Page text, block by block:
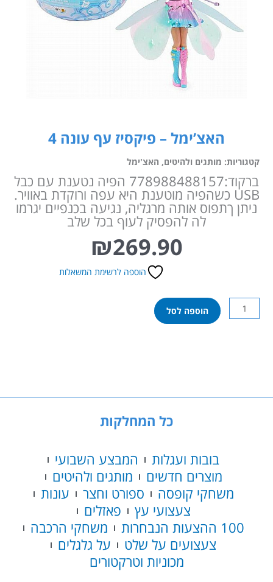
האצ’ימל – פיקסיז עף עונה 4
קטגוריות: מותגים ולהיטים, האצ'ימל
ברקוד:778988488157 הפיה נטענת עם כבל
USB כשהפיה מוטענת היא עפה ורוקדת באוויר.
ניתן ךתפוס אותה מרגליה, נגיעה בכנפיים יגרמו
לה להפסיק לעוף בכל שלב
₪269.90
הוספה לרשימת המשאלות
כמות
של
4
הוספה לסל
כל המחלקות
בובות ועגלות
המבצע השבועי
מוצרים חדשים
מותגים ולהיטים
משחקי קופסה
ספורט וחצר
עונות
צעצועי עץ
פאזלים
100 ההצעות הנבחרות
משחקי הרכבה
צעצועים על שלט
על גלגלים
מכוניות וטרקטורים